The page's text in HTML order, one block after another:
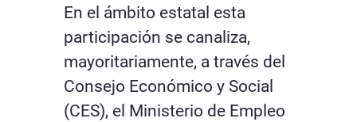
En el ámbito estatal esta
participación se canaliza,
mayoritariamente, a través del
Consejo Económico y Social
(CES), el Ministerio de Empleo